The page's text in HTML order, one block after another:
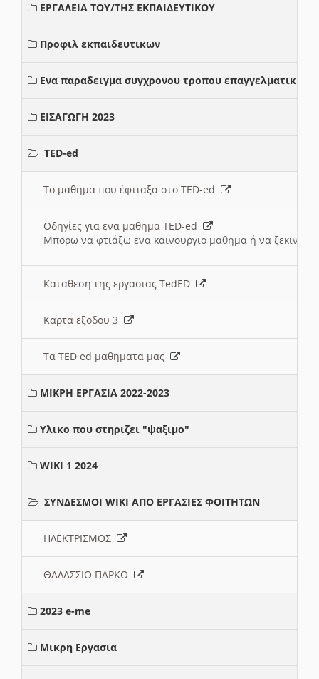
ΕΡΓΑΛΕΙΑ ΤΟΥ/ΤΗΣ ΕΚΠΑΙΔΕΥΤΙΚΟΥ
Προφιλ εκπαιδευτικων
Ενα παραδειγμα συγχρονου τροπου επαγγελματικης
ΕΙΣΑΓΩΓΗ 2023
TED-ed
Το μαθημα που έφτιαξα στο TED-ed
Οδηγίες για ενα μαθημα TED-ed
Μπορω να φτιάξω ενα καινουργιο μαθημα ή να
Καταθεση της εργασιας TedED
Καρτα εξοδου 3
Τα TED ed μαθηματα μας
ΜΙΚΡΗ ΕΡΓΑΣΙΑ 2022-2023
Υλικο που στηριζει "ψαξιμο"
WIKI 1 2024
ΣΥΝΔΕΣΜΟΙ WIKI ΑΠΟ ΕΡΓΑΣΙΕΣ ΦΟΙΤΗΤΩΝ
ΗΛΕΚΤΡΙΣΜΟΣ
ΘΑΛΑΣΣΙΟ ΠΑΡΚΟ
2023 e-me
Μικρη Εργασια